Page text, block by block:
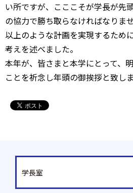
い所ですが、こここそが学長が先
の協力で勝ち取らなければなりませ
以上のような計画を実現するため
考えを述べました。
本年が、皆さまと本学にとって、
ことを祈念し年頭の御挨拶と致しま
学長室